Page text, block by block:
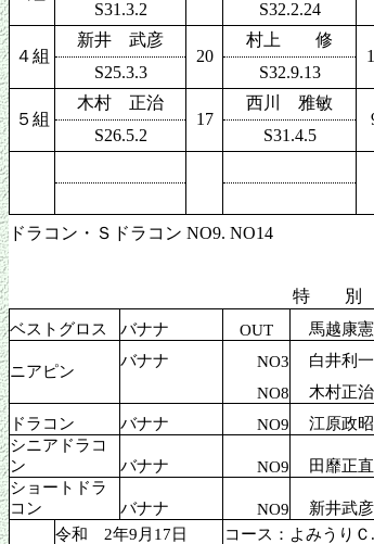
S31.3.2
S32.2.24
４組
新井 武彦
20
村上 修
S25.3.3 S32.9.13
５組
木村 正治
17
西川 雅敏
S26.5.2 S31.4.5
ドラコン・Ｓドラコン NO9. NO14
特 別
ベストグロス
バナナ OUT 馬越康憲
ニアピン
バナナ NO3 白井利一
NO8
木村正治
ドラコン
バナナ NO9 江原政昭
シニアドラコ
ン
バナナ NO9 田靡正直
ショートドラ
コン
バナナ NO9 新井武彦
令和 2年9月17日
コース： よみうりＣ